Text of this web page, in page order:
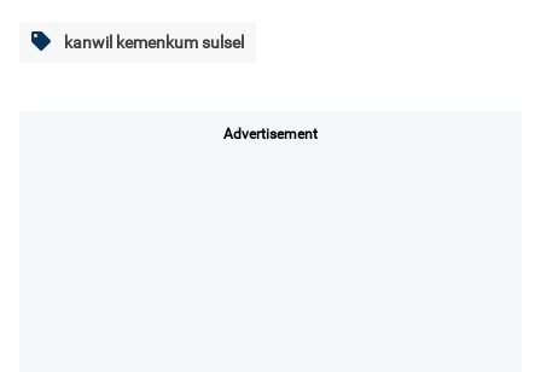
kanwil kemenkum sulsel
Advertisement